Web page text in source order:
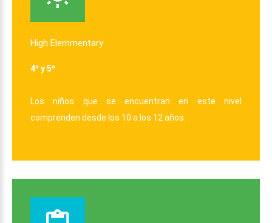
High Elemmentary
4º y 5º
Los niños que se encuentran en este nivel
comprenden desde los 10 a los 12 años.